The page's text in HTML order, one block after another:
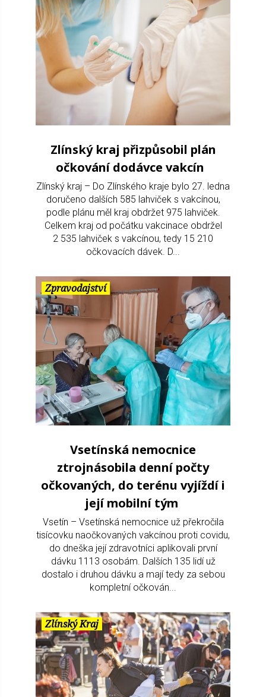
Zlínský kraj přizpůsobil plán
očkování dodávce vakcín
Zlínský kraj – Do Zlínského kraje bylo 27. ledna
doručeno dalších 585 lahviček s vakcínou,
podle plánu měl kraj obdržet 975 lahviček.
Celkem kraj od počátku vakcinace obdržel
2 535 lahviček s vakcínou, tedy 15 210
očkovacích dávek. D...
Zpravodajství
Vsetínská nemocnice
ztrojnásobila denní počty
očkovaných, do terénu vyjíždí i
její mobilní tým
Vsetín – Vsetínská nemocnice už překročila
tisícovku naočkovaných vakcínou proti covidu,
do dneška její zdravotníci aplikovali první
dávku 1113 osobám. Dalších 135 lidí už
dostalo i druhou dávku a mají tedy za sebou
kompletní očkován...
Zlínský Kraj